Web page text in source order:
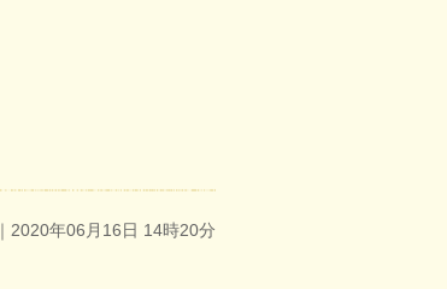
｜2020年06月16日 14時20分